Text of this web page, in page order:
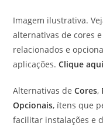
Imagem ilustrativa.
alternativas de cores
relacionados e
aplicações.Clique aqui
Alternativas deCores,
Opcionais, ítens que
facilitar instalações e